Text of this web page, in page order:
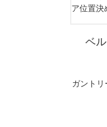
ベ
ガント